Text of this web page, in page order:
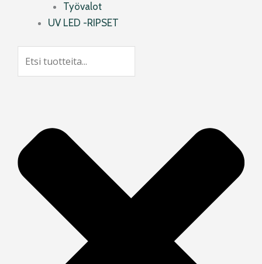
Työvalot
UV LED -RIPSET